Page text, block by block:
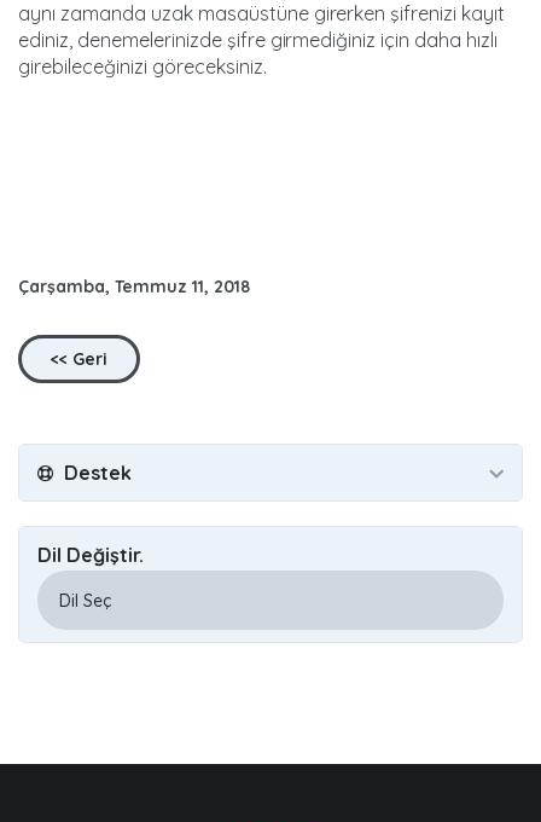
aynı zamanda uzak masaüstüne girerken şifrenizi kayıt
ediniz, denemelerinizde şifre girmediğiniz için daha hızlı
girebileceğinizi göreceksiniz.
Çarşamba, Temmuz 11, 2018
<< Geri
Destek
Dil Değiştir.